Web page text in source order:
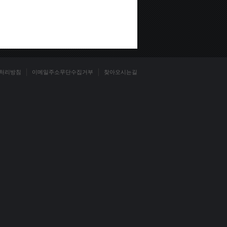
리방침 이메일주소무단수집거부 찾아오시는길